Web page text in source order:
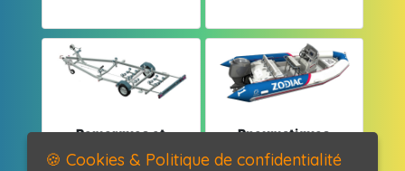
Remorques et
Pneumatiques
🍪 Cookies & Politique de confidentialité